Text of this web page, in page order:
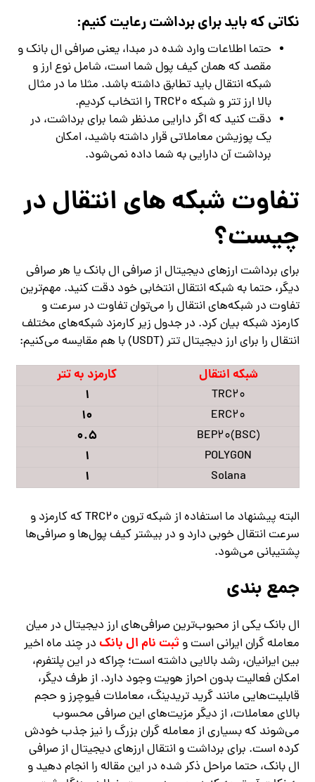
نکاتی که باید برای برداشت رعایت کنیم:
حتما اطلاعات وارد شده در مبدا، یعنی صرافی ال بانک و
مقصد که همان کیف پول شما است، شامل نوع ارز و
شبکه انتقال باید تطابق داشته باشد. مثلا ما در مثال
بالا ارز تتر و شبکه TRC20 را انتخاب کردیم.
دقت کنید که اگر دارایی مدنظر شما برای برداشت، در
یک پوزیشن معاملاتی قرار داشته باشید، امکان
برداشت آن دارایی به شما داده نمی‌شود.
تفاوت شبکه های انتقال در
چیست؟
برای برداشت ارزهای دیجیتال از صرافی ال بانک یا هر صرافی
دیگر، حتما به شبکه انتقال انتخابی خود دقت کنید. مهم‌ترین
تفاوت در شبکه‌های انتقال را می‌توان تفاوت در سرعت و
کارمزد شبکه بیان کرد. در جدول زیر کارمزد شبکه‌های مختلف
انتقال را برای ارز دیجیتال تتر (USDT) با هم مقایسه می‌کنیم:
شبکه انتقال کارمزد به تتر
TRC20
1
ERC20
10
BEP20(BSC)
0.5
POLYGON
1
Solana
1
البته پیشنهاد ما استفاده از شبکه ترون TRC20 که کارمزد و
سرعت انتقال خوبی دارد و در بیشتر کیف پول‌ها و صرافی‌ها
پشتیبانی می‌شود.
جمع بندی
ال بانک یکی از محبوب‌ترین صرافی‌های ارز دیجیتال در میان
معامله گران ایرانی است و ثبت نام ال بانکدر چند ماه اخیر
بین ایرانیان، رشد بالایی داشته است؛ چراکه در این پلتفرم،
امکان فعالیت بدون احراز هویت وجود دارد. از طرف دیگر،
قابلیت‌هایی مانند گرید تریدینگ، معاملات فیوچرز و حجم
بالای معاملات، از دیگر مزیت‌های این صرافی محسوب
می‌شوند که بسیاری از معامله گران بزرگ را نیز جذب خودش
کرده است. برای برداشت و انتقال ارزهای دیجیتال از صرافی
ال بانک، حتما مراحل ذکر شده در این مقاله را انجام دهید و